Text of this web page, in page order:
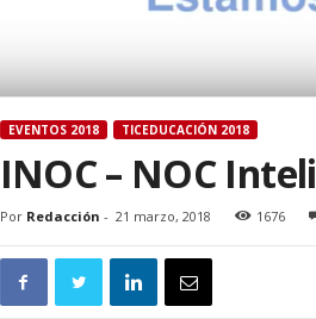
EVENTOS 2018 TICEDUCACIÓN 2018
INOC – NOC
Por Redacción - 21 marzo, 2018 1676